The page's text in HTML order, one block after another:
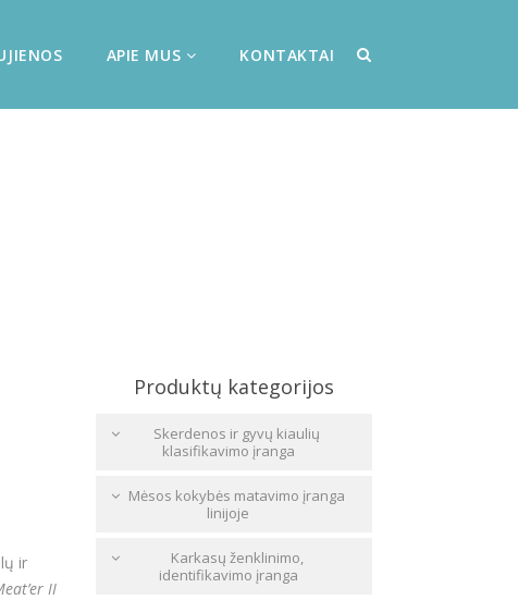
APIE MUS KONTAKTAI
Produktų kategorijos
Skerdenos ir gyvų kiaulių
klasifikavimo įranga
Mėsos kokybės matavimo įranga
linijoje
Karkasų ženklinimo,
identifikavimo įranga
ir
II